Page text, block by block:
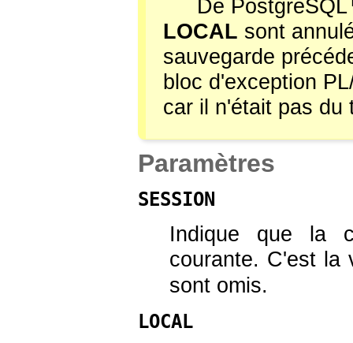
De PostgreSQL
LOCAL sont
sauvegarde
bloc d'exception
car il n'était pas du
Paramètres
SESSION
Indique que la
courante. C'est la
sont omis.
LOCAL